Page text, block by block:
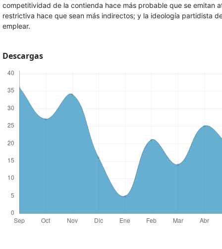
competitividad de la contienda hace más probable que se emitan
restrictiva hace que sean más indirectos; y la ideología partidista
emplear.
Descargas